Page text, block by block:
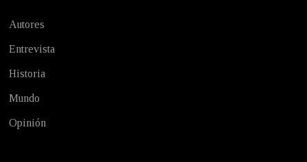
Autores
Entrevista
Historia
Mundo
Opinión